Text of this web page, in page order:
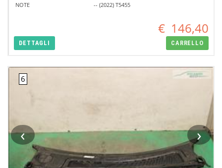
NOTE
-- (2022) T5455
€ 146,40
DETTAGLI CARRELLO
‹ ›